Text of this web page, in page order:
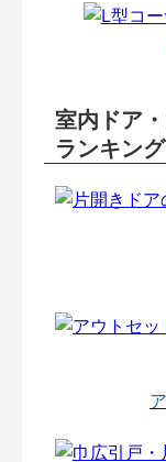
室内ドア
ランキング